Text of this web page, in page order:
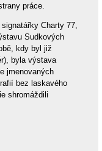
práce.
Charty 77,
Sudkových
kdy byl již
byla výstava
jmenovaných
bez laskavého
shromáždili